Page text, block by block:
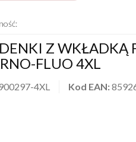
Z WKŁADKĄ
FLUO 4XL
4XL Kod EAN: